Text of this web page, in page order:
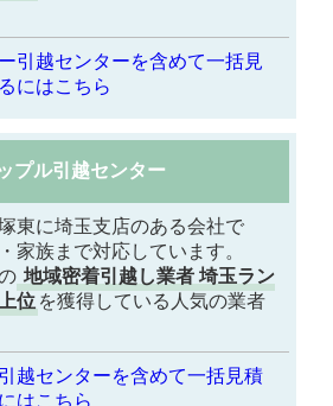
引越センターを含めて一括見
にはこちら
プル引越センター
東に埼玉支店のある会社で
家族まで対応しています。
地域密着引越し業者 埼玉ラン
位 を獲得している人気の業者
越センターを含めて一括見積
はこちら